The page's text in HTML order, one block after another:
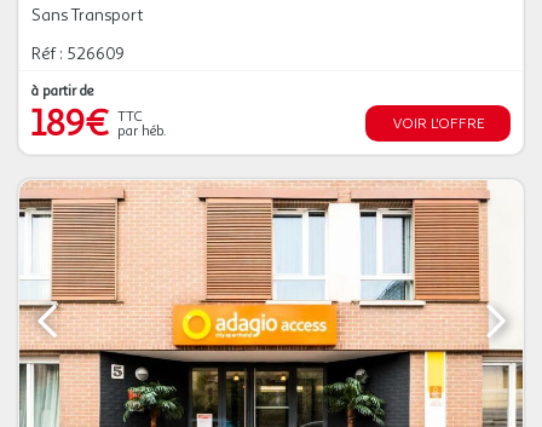
Sans Transport
Réf : 526609
à partir de
189€ TTC
par héb.
VOIR L'OFFRE